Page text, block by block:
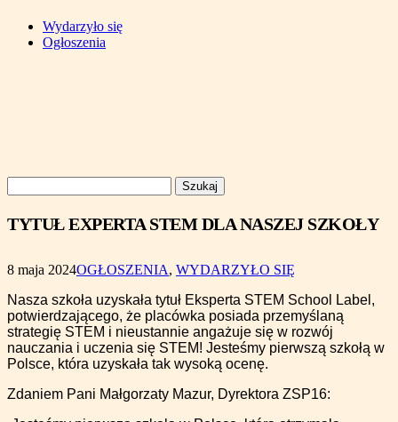
Wydarzyło się
Ogłoszenia
TYTUŁ EXPERTA STEM DLA NASZEJ SZKOŁY
8 maja 2024OGŁOSZENIA, WYDARZYŁO SIĘ
Nasza szkoła uzyskała tytuł Eksperta STEM School Label,
potwierdzającego, że placówka posiada przemyślaną
strategię STEM i nieustannie angażuje się w rozwój
nauczania i uczenia się STEM! Jesteśmy pierwszą szkołą w
Polsce, która uzyskała tak wysoką ocenę.
Zdaniem Pani Małgorzaty Mazur, Dyrektora ZSP16: